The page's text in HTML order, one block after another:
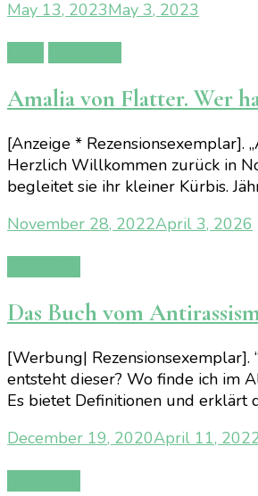
May 13, 2023May 3, 2023
Amalia von Flatter. Wer
[Anzeige * Rezensionsexemplar].
Herzlich Willkommen zurück in
begleitet sie ihr kleiner Kürbis.
November 28, 2022April 3, 2026
Das Buch vom
[Werbung| Rezensionsexemplar].
entsteht dieser? Wo finde ich im
Es bietet Definitionen und erklärt
December 19, 2020April 11,